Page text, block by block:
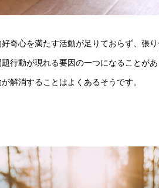
奇心を満たす活動が足りておらず、張
行動が現れる要因の一つになることが
解消することはよくあるそうです。